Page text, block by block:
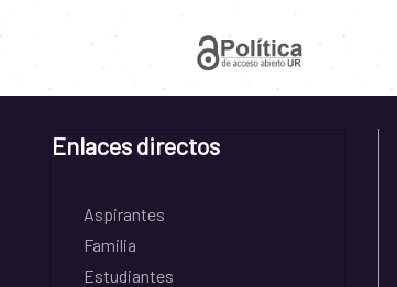
Enlaces directos
Aspirantes
Familia
Estudiantes